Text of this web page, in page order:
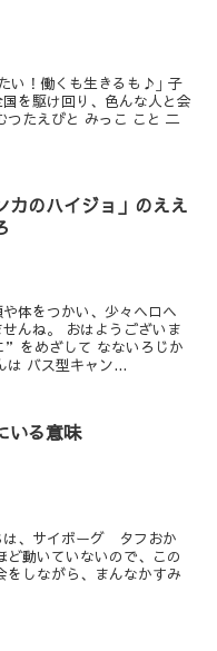
い！働くも生きるも♪｣ 子
を駆け回り、色んな人と会
つたえびと みっこ こと 二
カのハイジョ」のええ
体をつかい、少々ヘロヘ
んね。 おはようございま
をめざして なないろじか
バス型キャン...
いる意味
は、サイボーグ タフおか
動いていないので、この
しながら、まんなかすみ